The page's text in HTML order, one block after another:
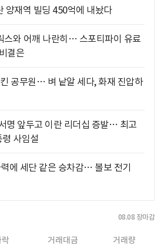
양재역 빌딩 450억에 내놨다
스와 어깨 나란히… 스포티파이 유료
결은
공무원… 벼 낱알 세다, 화재 진압하
명 앞두고 이란 리더십 증발… 최고
사임설
에 세단 같은 승차감… 볼보 전기
08.08 장마감
락 거래대금 거래량